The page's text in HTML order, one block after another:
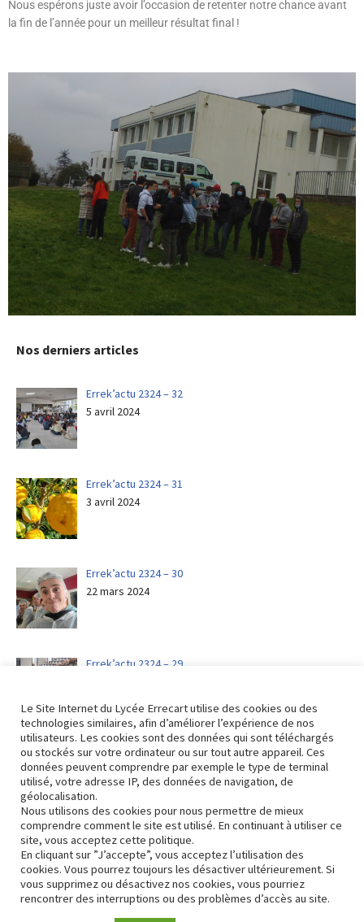
Nous espérons juste avoir l’occasion de retenter notre chance avant
la fin de l’année pour un meilleur résultat final !
Nos derniers articles
Errek’actu 2324 – 32
5 avril 2024
Errek’actu 2324 – 31
3 avril 2024
Errek’actu 2324 – 30
22 mars 2024
Errek’actu 2324 – 29
Errek’actu 2324 – 28
8 mars 2024
Revenir aux actualités
Le Site Internet du Lycée Errecart utilise des cookies ou des
technologies similaires, afin d’améliorer l’expérience de nos
utilisateurs. Les cookies sont des données qui sont téléchargés
ou stockés sur votre ordinateur ou sur tout autre appareil. Ces
données peuvent comprendre par exemple le type de terminal
utilisé, votre adresse IP, des données de navigation, de
géolocalisation.
Nous utilisons des cookies pour nous permettre de mieux
comprendre comment le site est utilisé. En continuant à utiliser ce
site, vous acceptez cette politique.
En cliquant sur ”J’accepte”, vous acceptez l’utilisation des
cookies. Vous pourrez toujours les désactiver ultérieurement. Si
vous supprimez ou désactivez nos cookies, vous pourriez
rencontrer des interruptions ou des problèmes d’accès au site.